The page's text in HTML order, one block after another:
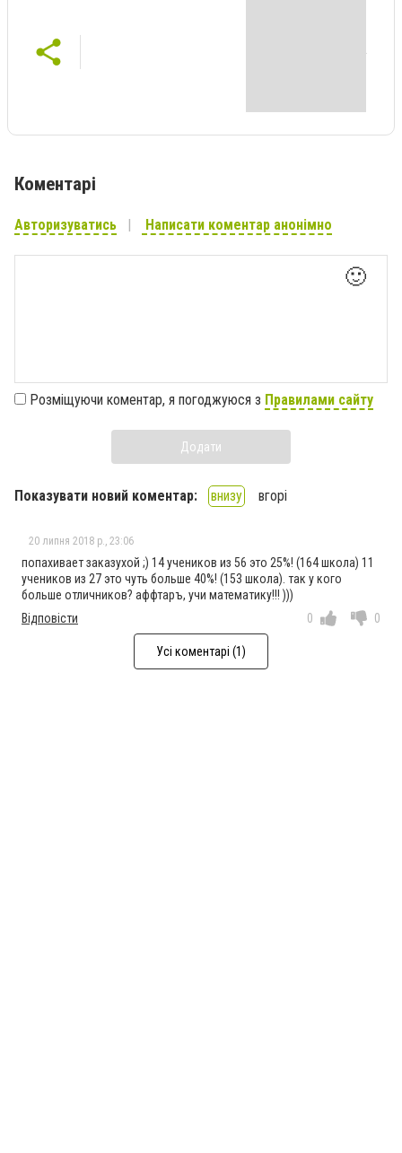
Коментарі
Авторизуватись Написати коментар анонімно
🙂
Розміщуючи коментар, я погоджуюся з Правилами сайту
Додати
Показувати новий коментар: внизу вгорі
20 липня 2018 р., 23:06
попахивает заказухой ;) 14 учеников из 56 это 25%! (164 школа) 11
учеников из 27 это чуть больше 40%! (153 школа). так у кого
больше отличников? аффтаръ, учи математику!!! )))
Відповісти
0 0
Усі коментарі (1)